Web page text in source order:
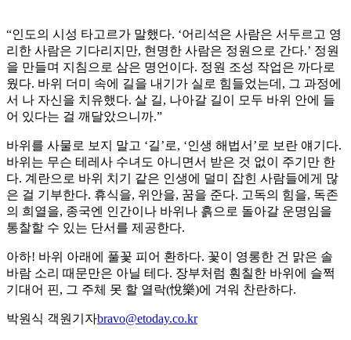
“인도의 시성 타고르가 말했다. ‘어리석은 사람은 서두르고 영
리한 사람은 기다리지만, 현명한 사람은 정원으로 간다.’ 정원
을 만들며 지침으로 삼은 명언이다. 정원 조성 작업은 까다로
웠다. 바위 더미 속에 길을 내기가 실로 힘들었는데, 그 과정에
서 나 자신을 치유했다. 살 길, 나아갈 길이 모두 바위 안에 들
어 있다는 걸 깨달았으니까.”
바위를 사물로 보지 말고 ‘길’로, ‘인생 해법서’로 보란 얘기다.
바위는 무슨 테레사 수녀도 아니면서 받은 것 없이 주기만 한
다. 계란으로 바위 치기 같은 인생에 덜미 잡힌 사람들에게 많
은 걸 기부한다. 휴식을, 위안을, 꿈을 준다. 고독의 힘을, 독존
의 희열을, 종국엔 인간이나 바위나 흙으로 돌아갈 운명임을
통찰할 수 있는 단서를 제공한다.
아하! 바위 아래에 풀꽃 피어 환하다. 꽃이 영롱한 건 맑은 솔
바람 소리 때문만은 아닐 테다. 장부처럼 훤칠한 바위에 슬쩍
기대어 핀, 그 주체 못 할 열락(悅樂)에 겨워 찬란하다.
박원식 객원기자bravo@etoday.co.kr